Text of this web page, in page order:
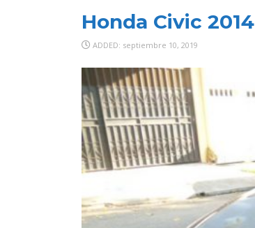
Honda Civic 2014
ADDED: septiembre 10, 2019